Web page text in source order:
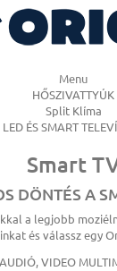
Menu
HŐSZIVATTYÚK
Split Klíma
LED ÉS SMART
Smart
DÖNTÉS A
a legjobb
és válassz egy
AUDIÓ, VIDEO